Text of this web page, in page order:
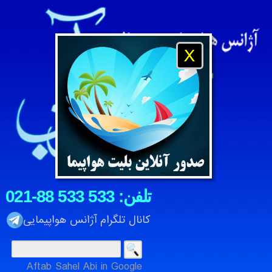
021-88 533 533 :تلفن
کانال تلگرام آژانس هواپیمایی
Aftab Sahel Abi in Google
آژانس هواپیمایی و مسافرتی آفتاب ساحل آبی ، شرکت
X